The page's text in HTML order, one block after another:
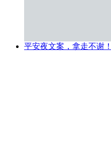
平安夜文案，拿走不谢！